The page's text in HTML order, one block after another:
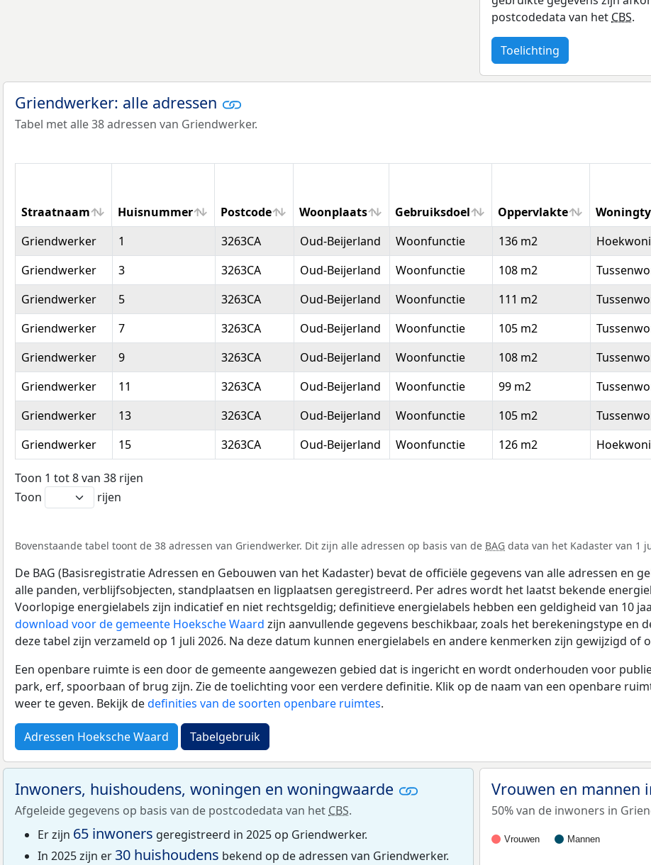
postcodedata van het CBS.
Toelichting
Griendwerker: alle adressen
Tabel met alle 38 adressen van Griendwerker.
Straatnaam Huisnummer Postcode Woonplaats Gebruiksdoel Oppervlakte
Straatnaam
Huisnummer Postcode Woonplaats Gebruiksdoel Oppervlakte
Griendwerker 1 3263CA Oud-Beijerland Woonfunctie 136 m2
Griendwerker
3 3263CA Oud-Beijerland Woonfunctie 108 m2
Griendwerker
5 3263CA Oud-Beijerland Woonfunctie 111 m2
Griendwerker
7 3263CA Oud-Beijerland Woonfunctie 105 m2
Griendwerker
9 3263CA Oud-Beijerland Woonfunctie 108 m2
Griendwerker
11 3263CA Oud-Beijerland Woonfunctie 99 m2
Griendwerker
13 3263CA Oud-Beijerland Woonfunctie 105 m2
Griendwerker
15 3263CA Oud-Beijerland Woonfunctie 126 m2
Toon 1 tot 8 van 38 rijen
Toon
rijen
Bovenstaande tabel toont de 38 adressen van Griendwerker. Dit zijn alle adressen op basis van de BAG data van het Kadaster van 1
De BAG (Basisregistratie Adressen en Gebouwen van het Kadaster) bevat de officiële gegevens van alle adressen en
alle panden, verblijfsobjecten, standplaatsen en ligplaatsen geregistreerd. Per adres wordt het laatst bekende
Voorlopige energielabels zijn indicatief en niet rechtsgeldig; definitieve energielabels hebben een geldigheid van 10
download voor de gemeente Hoeksche Waard zijn aanvullende gegevens beschikbaar, zoals het berekeningstype en
deze tabel zijn verzameld op 1 juli 2026. Na deze datum kunnen energielabels en andere kenmerken zijn gewijzigd of
Een openbare ruimte is een door de gemeente aangewezen gebied dat is ingericht en wordt onderhouden voor
park, erf, spoorbaan of brug zijn. Zie de toelichting voor een verdere definitie. Klik op de naam van een openbare
weer te geven. Bekijk dedefinities van de soorten openbare ruimtes.
Adressen Hoeksche Waard Tabelgebruik
Inwoners, huishoudens, woningen en woningwaarde
Afgeleide gegevens op basis van de postcodedata van het CBS.
Er zijn 65 inwoners geregistreerd in 2025 op Griendwerker.
In 2025 zijn er 30 huishoudens bekend op de adressen van Griendwerker.
Vrouwen en mannen
50% van de inwoners in
Vrouwen Mannen